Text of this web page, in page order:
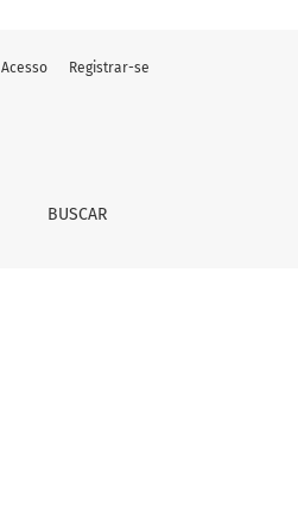
BUSCAR
Acesso Registrar-se